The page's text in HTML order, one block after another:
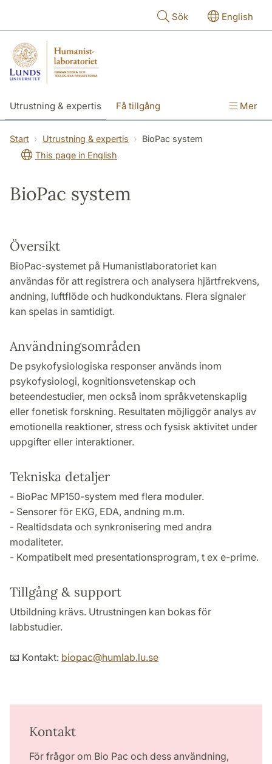
Sök English
Utrustning & expertis Få tillgång
Om labbet
Mer
Start Utrustning & expertis
BioPac system
This page in English
BioPac system
Översikt
BioPac-systemet på Humanistlaboratoriet kan
användas för att registrera och analysera hjärtfrekvens,
andning, luftflöde och hudkonduktans. Flera signaler
kan spelas in samtidigt.
Användningsområden
De psykofysiologiska responser används inom
psykofysiologi, kognitionsvetenskap och
beteendestudier, men också inom språkvetenskaplig
eller fonetisk forskning. Resultaten möjliggör analys av
emotionella reaktioner, stress och fysisk aktivitet under
uppgifter eller interaktioner.
Tekniska detaljer
- BioPac MP150-system med flera moduler.
- Sensorer för EKG, EDA, andning m.m.
- Realtidsdata och synkronisering med andra
modaliteter.
- Kompatibelt med presentationsprogram, t ex e-prime.
Tillgång & support
Utbildning krävs. Utrustningen kan bokas för
labbstudier.
📧 Kontakt: biopac@humlab.lu.se
Kontakt
För frågor om Bio Pac och dess användning,